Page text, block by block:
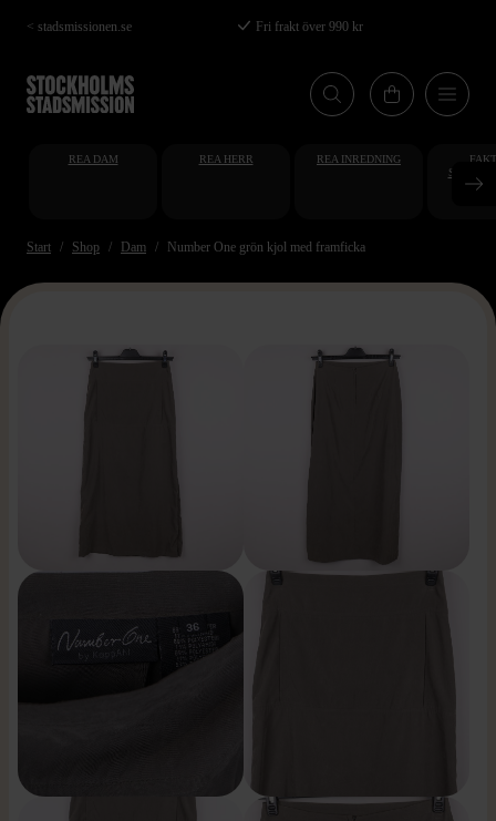
Hoppa
till
huvudinnehåll
< stadsmissionen.se Fri frakt över 990 kr
REA DAM REA HERR REA INREDNING
Start Shop Dam Number One grön kjol med framficka